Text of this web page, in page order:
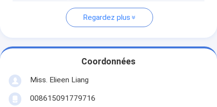
Regardez plus
Coordonnées
Miss. Elieen Liang
008615091779716